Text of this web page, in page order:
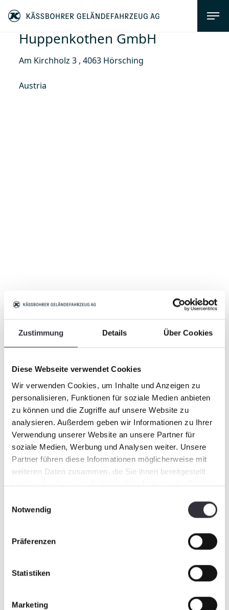
Zustimmung Details Über Cookies
Diese Webseite verwendet Cookies
Wir verwenden Cookies, um Inhalte und Anzeigen zu
personalisieren, Funktionen für soziale Medien anbieten
zu können und die Zugriffe auf unsere Website zu
analysieren. Außerdem geben wir Informationen zu Ihrer
Verwendung unserer Website an unsere Partner für
soziale Medien, Werbung und Analysen weiter. Unsere
Partner führen diese Informationen möglicherweise mit
weiteren Daten zusammen, die Sie ihnen bereitgestellt
haben oder die sie im Rahmen Ihrer Nutzung der Dienste
Notwendig
Präferenzen
Statistiken
Marketing
Huppenkothen GmbH
Am Kirchholz 3 , 4063 Hörsching
Austria